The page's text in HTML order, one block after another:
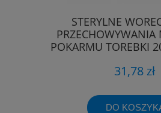
STERYLNE
PRZECHOWYWANIA
POKARMU TOREBKI
31,78 zł
DO